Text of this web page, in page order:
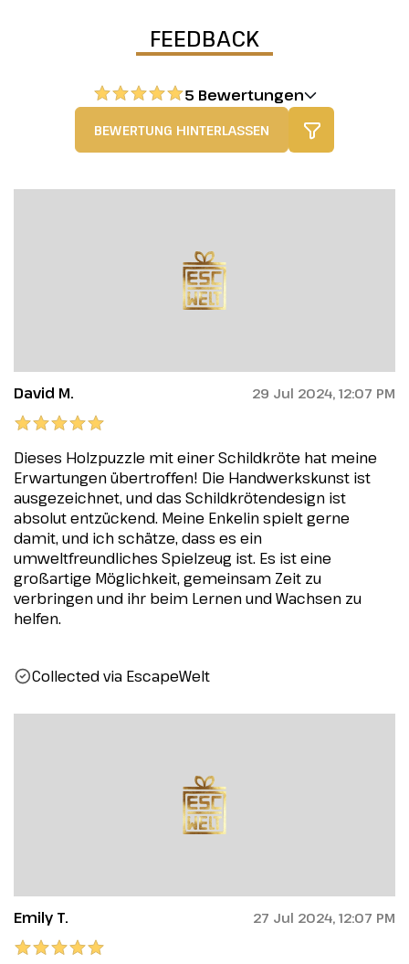
FEEDBACK
5 Bewertungen
BEWERTUNG HINTERLASSEN
David M. 29 Jul 2024, 12:07 PM
Dieses Holzpuzzle mit einer Schildkröte hat meine
Erwartungen übertroffen! Die Handwerkskunst ist
ausgezeichnet, und das Schildkrötendesign ist
absolut entzückend. Meine Enkelin spielt gerne
damit, und ich schätze, dass es ein
umweltfreundliches Spielzeug ist. Es ist eine
großartige Möglichkeit, gemeinsam Zeit zu
verbringen und ihr beim Lernen und Wachsen zu
helfen.
Collected via EscapeWelt
Emily T. 27 Jul 2024, 12:07 PM